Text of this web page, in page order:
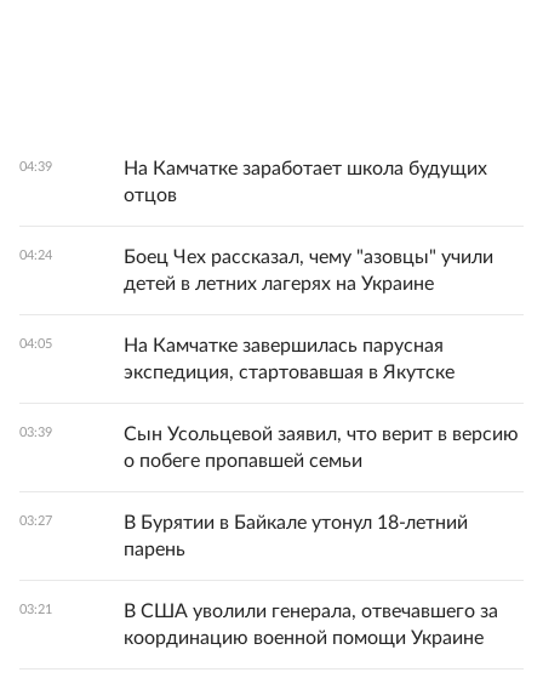
04:39
На Камчатке заработает школа будущих
отцов
04:24
Боец Чех рассказал, чему "азовцы" учили
детей в летних лагерях на Украине
04:05
На Камчатке завершилась парусная
экспедиция, стартовавшая в Якутске
03:39
Сын Усольцевой заявил, что верит в версию
о побеге пропавшей семьи
03:27
В Бурятии в Байкале утонул 18-летний
парень
03:21
В США уволили генерала, отвечавшего за
координацию военной помощи Украине